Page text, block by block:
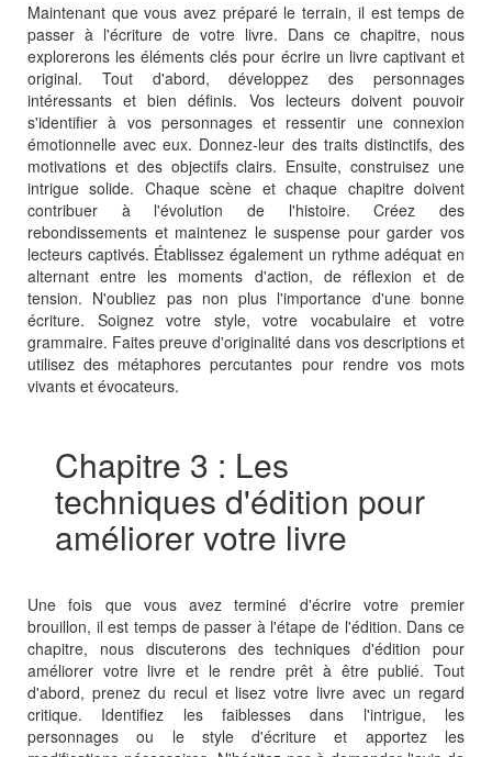
Maintenant que vous avez préparé le terrain, il est temps de
passer à l'écriture de votre livre. Dans ce chapitre, nous
explorerons les éléments clés pour écrire un livre captivant et
original. Tout d'abord, développez des personnages
intéressants et bien définis. Vos lecteurs doivent pouvoir
s'identifier à vos personnages et ressentir une connexion
émotionnelle avec eux. Donnez-leur des traits distinctifs, des
motivations et des objectifs clairs. Ensuite, construisez une
intrigue solide. Chaque scène et chaque chapitre doivent
contribuer à l'évolution de l'histoire. Créez des
rebondissements et maintenez le suspense pour garder vos
lecteurs captivés. Établissez également un rythme adéquat en
alternant entre les moments d'action, de réflexion et de
tension. N'oubliez pas non plus l'importance d'une bonne
écriture. Soignez votre style, votre vocabulaire et votre
grammaire. Faites preuve d'originalité dans vos descriptions et
utilisez des métaphores percutantes pour rendre vos mots
vivants et évocateurs.
Chapitre 3 : Les
techniques d'édition pour
améliorer votre livre
Une fois que vous avez terminé d'écrire votre premier
brouillon, il est temps de passer à l'étape de l'édition. Dans ce
chapitre, nous discuterons des techniques d'édition pour
améliorer votre livre et le rendre prêt à être publié. Tout
d'abord, prenez du recul et lisez votre livre avec un regard
critique. Identifiez les faiblesses dans l'intrigue, les
personnages ou le style d'écriture et apportez les